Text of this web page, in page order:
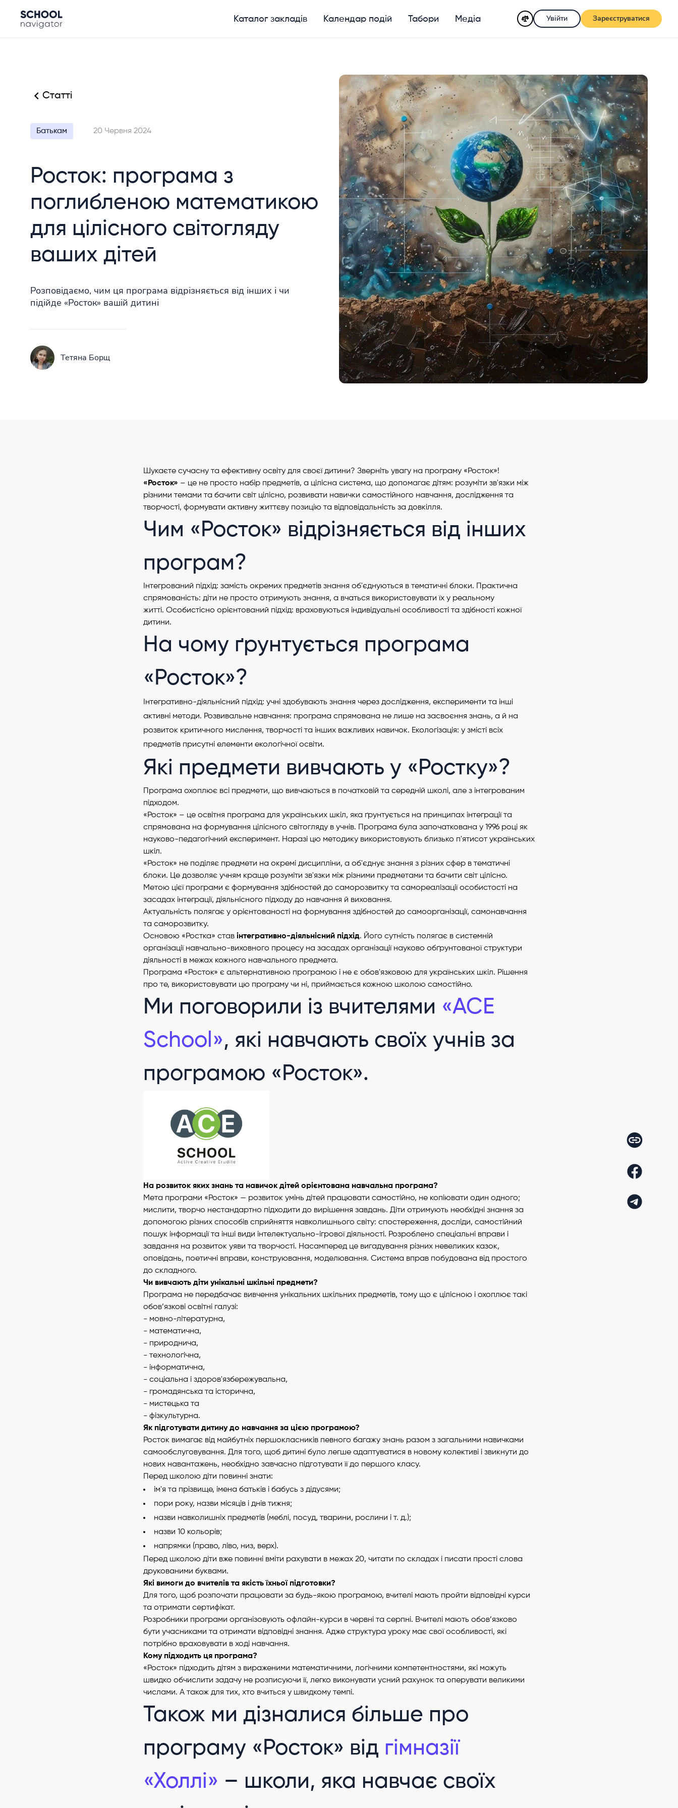
Каталог закладів Календар подій Табори Медіа Увійти Зареєструватися
Статті
Батькам 20 Червня 2024
Росток: програма з
поглибленою математикою
для цілісного світогляду
ваших дітей
Розповідаємо, чим ця програма відрізняється від інших і чи
підійде «Росток» вашій дитині
Тетяна Борщ
Шукаєте сучасну та ефективну освіту для своєї дитини? Зверніть увагу на програму «Росток»!
«Росток» – це не просто набір предметів, а цілісна система, що допомагає дітям: розуміти зв'язки між
різними темами та бачити світ цілісно, розвивати навички самостійного навчання, дослідження та
творчості, формувати активну життєву позицію та відповідальність за довкілля.
Чим «Росток» відрізняється від інших
програм?
Інтегрований підхід: замість окремих предметів знання об'єднуються в тематичні блоки. Практична
спрямованість: діти не просто отримують знання, а вчаться використовувати їх у реальному
житті. Особистісно орієнтований підхід: враховуються індивідуальні особливості та здібності кожної
дитини.
На чому ґрунтується програма
«Росток»?
Інтегративно-діяльнісний підхід: учні здобувають знання через дослідження, експерименти та інші
активні методи. Розвивальне навчання: програма спрямована не лише на засвоєння знань, а й на
розвиток критичного мислення, творчості та інших важливих навичок. Екологізація: у змісті всіх
предметів присутні елементи екологічної освіти.
Які предмети вивчають у «Ростку»?
Програма охоплює всі предмети, що вивчаються в початковій та середній школі, але з інтегрованим
підходом.
«Росток» – це освітня програма для українських шкіл, яка ґрунтується на принципах інтеграції та
спрямована на формування цілісного світогляду в учнів. Програма була започаткована у 1996 році як
науково-педагогічний експеримент. Наразі цю методику використовують близько п'ятисот українських
шкіл.
«Росток» не поділяє предмети на окремі дисципліни, а об'єднує знання з різних сфер в тематичні
блоки. Це дозволяє учням краще розуміти зв'язки між різними предметами та бачити світ цілісно.
Метою цієї програми є формування здібностей до саморозвитку та самореалізації особистості на
засадах інтеграції, діяльнісного підходу до навчання й виховання.
Актуальність полягає у орієнтованості на формування здібностей до самоорганізації, самонавчання
та саморозвитку.
Основою «Ростка» став інтегративно-діяльнісний підхід. Його сутність полягає в системній
організації навчально-виховного процесу на засадах організації науково обґрунтованої структури
діяльності в межах кожного навчального предмета.
Програма «Росток» є альтернативною програмою і не є обов'язковою для українських шкіл. Рішення
про те, використовувати цю програму чи ні, приймається кожною школою самостійно.
Ми поговорили із вчителями «ACE
School», які навчають своїх учнів за
програмою «Росток».
На розвиток яких знань та навичок дітей орієнтована навчальна програма?
Мета програми «Росток» — розвиток умінь дітей працювати самостійно, не копіювати один одного;
мислити, творчо нестандартно підходити до вирішення завдань. Діти отримують необхідні знання за
допомогою різних способів сприйняття навколишнього світу: спостереження, досліди, самостійний
пошук інформації та інші види інтелектуально-ігрової діяльності. Розроблено спеціальні вправи і
завдання на розвиток уяви та творчості. Насамперед це вигадування різних невеликих казок,
оповідань, поетичні вправи, конструювання, моделювання. Система вправ побудована від простого
до складного.
Чи вивчають діти унікальні шкільні предмети?
Програма не передбачає вивчення унікальних шкільних предметів, тому що є цілісною і охоплює такі
обов’язкові освітні галузі:
- мовно-літературна,
- математична,
- природнича,
- технологічна,
- інформатична,
- соціальна і здоров'язбережувальна,
- громадянська та історична,
- мистецька та
- фізкультурна.
Як підготувати дитину до навчання за цією програмою?
Росток вимагає від майбутніх першокласників певного багажу знань разом з загальними навичками
самообслуговування. Для того, щоб дитині було легше адаптуватися в новому колективі і звикнути до
нових навантажень, необхідно завчасно підготувати її до першого класу.
Перед школою діти повинні знати:
ім'я та прізвище, імена батьків і бабусь з дідусями;
пори року, назви місяців і днів тижня;
назви навколишніх предметів (меблі, посуд, тварини, рослини і т. д.);
назви 10 кольорів;
напрямки (право, ліво, низ, верх).
Перед школою діти вже повинні вміти рахувати в межах 20, читати по складах і писати прості слова
друкованими буквами.
Які вимоги до вчителів та якість їхньої підготовки?
Для того, щоб розпочати працювати за будь-якою програмою, вчителі мають пройти відповідні курси
та отримати сертифікат.
Розробники програми організовують офлайн-курси в червні та серпні. Вчителі мають обов’язково
бути учасниками та отримати відповідні знання. Адже структура уроку має свої особливості, які
потрібно враховувати в ході навчання.
Кому підходить ця програма?
«Росток» підходить дітям з вираженими математичними, логічними компетентностями, які можуть
швидко обчислити задачу не розписуючи її, легко виконувати усний рахунок та оперувати великими
числами. А також для тих, хто вчиться у швидкому темпі.
Також ми дізналися більше про
програму «Росток» від гімназії
«Холлі» – школи, яка навчає своїх